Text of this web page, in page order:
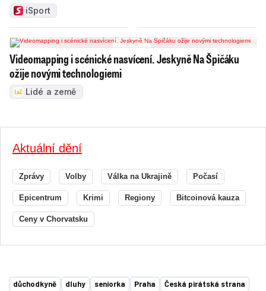
iSport
Videomapping i scénické nasvícení. Jeskyně Na Špičáku
ožije novými technologiemi
Lidé a země
Aktuální dění
Zprávy Volby Válka na Ukrajině Počasí
Epicentrum Krimi Regiony Bitcoinová kauza
Ceny v Chorvatsku
důchodkyně dluhy seniorka Praha Česká pirátská strana